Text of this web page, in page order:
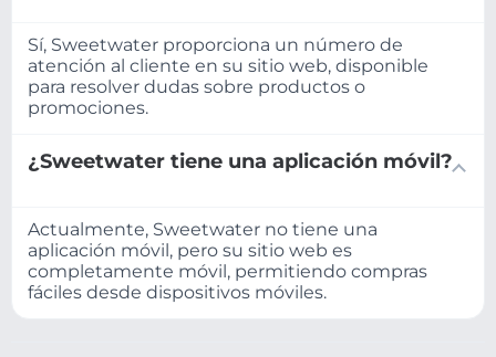
Sí, Sweetwater proporciona un número de
atención al cliente en su sitio web, disponible
para resolver dudas sobre productos o
promociones.
¿Sweetwater tiene una aplicación móvil?
Actualmente, Sweetwater no tiene una
aplicación móvil, pero su sitio web es
completamente móvil, permitiendo compras
fáciles desde dispositivos móviles.